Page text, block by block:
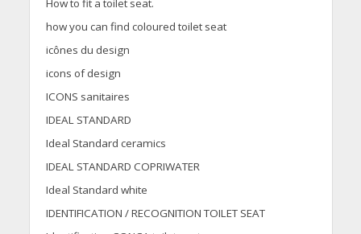
How to fit a toilet seat.
how you can find coloured toilet seat
icônes du design
icons of design
ICONS sanitaires
IDEAL STANDARD
Ideal Standard ceramics
IDEAL STANDARD COPRIWATER
Ideal Standard white
IDENTIFICATION / RECOGNITION TOILET SEAT